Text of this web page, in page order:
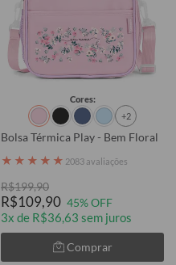
Cores:
+2
Bolsa Térmica Play - Bem Floral
★ ★ ★ ★ ★ 2083 avaliações
R$199,90
R$109,90 45% OFF
3x de R$36,63 sem juros
Comprar